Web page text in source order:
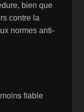
bien que
contre la
normes anti-
fiable